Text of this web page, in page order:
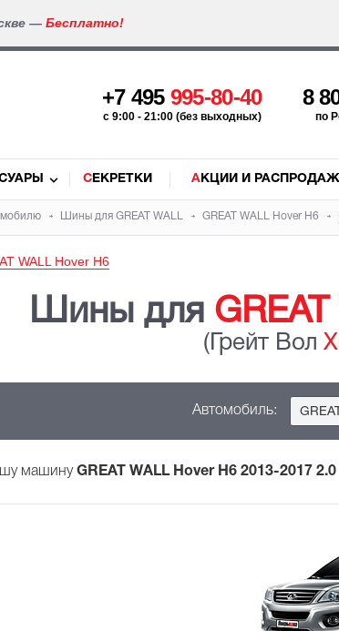
— Бесплатно!
+7 495 995-80-40
c 9:00 - 21:00 (без выходных)
8
по
СЕКРЕТКИ АКЦИИ И
Шины для GREAT WALL GREAT WALL Hover H6
WALL Hover H6
Шины для
(Грейт Вол
Автомобиль:
машину GREAT WALL Hover H6 2013-2017 2.0